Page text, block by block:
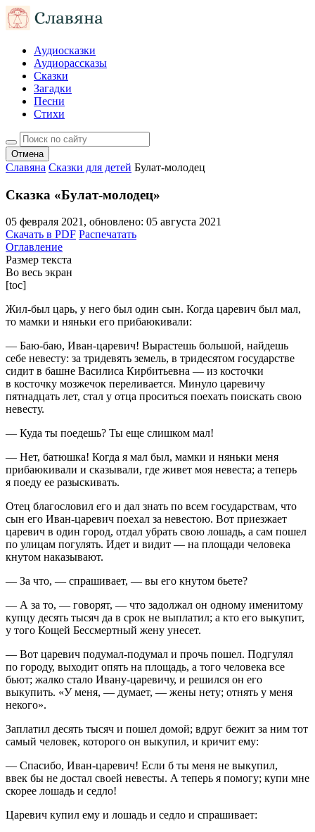
Аудиосказки
Аудиорассказы
Сказки
Загадки
Песни
Стихи
Отмена
Славяна Сказки для детей Булат-молодец
Сказка «Булат-молодец»
05 февраля 2021, обновлено: 05 августа 2021
Скачать в PDF Распечатать
Оглавление
Размер текста
Во весь экран
[toc]
Жил-был царь, у него был один сын. Когда царевич был мал,
то мамки и няньки его прибаюкивали:
— Баю-баю, Иван-царевич! Вырастешь большой, найдешь
себе невесту: за тридевять земель, в тридесятом государстве
сидит в башне Василиса Кирбитьевна — из косточки
в косточку мозжечок переливается. Минуло царевичу
пятнадцать лет, стал у отца проситься поехать поискать свою
невесту.
— Куда ты поедешь? Ты еще слишком мал!
— Нет, батюшка! Когда я мал был, мамки и няньки меня
прибаюкивали и сказывали, где живет моя невеста; а теперь
я поеду ее разыскивать.
Отец благословил его и дал знать по всем государствам, что
сын его Иван-царевич поехал за невестою. Вот приезжает
царевич в один город, отдал убрать свою лошадь, а сам пошел
по улицам погулять. Идет и видит — на площади человека
кнутом наказывают.
— За что, — спрашивает, — вы его кнутом бьете?
— А за то, — говорят, — что задолжал он одному именитому
купцу десять тысяч да в срок не выплатил; а кто его выкупит,
у того Кощей Бессмертный жену унесет.
— Вот царевич подумал-подумал и прочь пошел. Подгулял
по городу, выходит опять на площадь, а того человека все
бьют; жалко стало Ивану-царевичу, и решился он его
выкупить. «У меня, — думает, — жены нету; отнять у меня
некого».
Заплатил десять тысяч и пошел домой; вдруг бежит за ним тот
самый человек, которого он выкупил, и кричит ему:
— Спасибо, Иван-царевич! Если б ты меня не выкупил,
ввек бы не достал своей невесты. А теперь я помогу; купи мне
скорее лошадь и седло!
Царевич купил ему и лошадь и седло и спрашивает: